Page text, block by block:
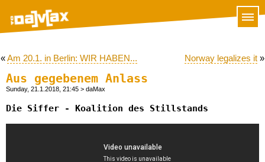
«Am 20.1. in Berlin: WIR HABEN... Norway legalizes it »
Aus gegebenem Anlass
Sunday, 21.1.2018, 21:45 > daMax
Die Siffer - Koalition des Stillstands